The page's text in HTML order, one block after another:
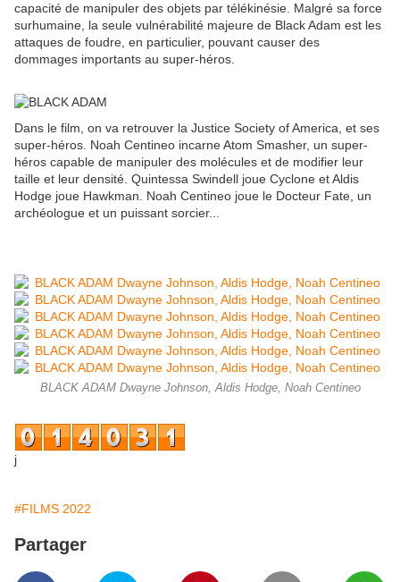
capacité de manipuler des objets par télékinésie. Malgré sa force
surhumaine, la seule vulnérabilité majeure de Black Adam est les
attaques de foudre, en particulier, pouvant causer des
dommages importants au super-héros.
Dans le film, on va retrouver la Justice Society of America, et ses
super-héros. Noah Centineo incarne Atom Smasher, un super-
héros capable de manipuler des molécules et de modifier leur
taille et leur densité. Quintessa Swindell joue Cyclone et Aldis
Hodge joue Hawkman. Noah Centineo joue le Docteur Fate, un
archéologue et un puissant sorcier...
BLACK ADAM Dwayne Johnson, Aldis Hodge, Noah Centineo
j
#FILMS 2022
Partager